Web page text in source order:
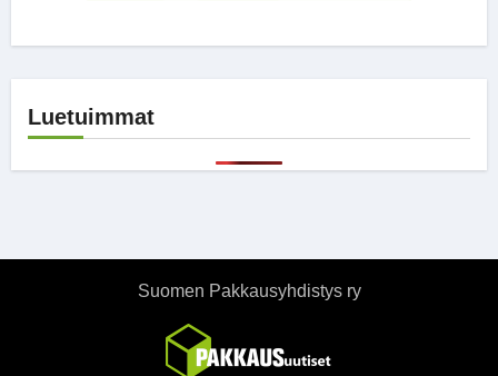
Luetuimmat
Suomen Pakkausyhdistys ry